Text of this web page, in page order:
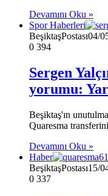
Devamını Oku »
Spor Haberleri
BeşiktaşPostası04/
0 394
Sergen
yorumu:
Beşiktaş'ın
Quaresma
Devamını Oku »
Haber
BeşiktaşPostası15/
0 337